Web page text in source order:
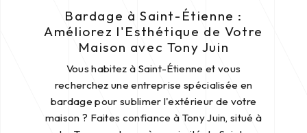
Bardage à Saint-Étienne :
Améliorez l'Esthétique de Votre
Maison avec Tony Juin
Vous habitez à Saint-Étienne et vous
recherchez une entreprise spécialisée en
bardage pour sublimer l'extérieur de votre
maison ? Faites confiance à Tony Juin, situé à